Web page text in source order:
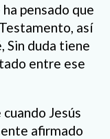
pensado que
así
Sin duda tiene
entre ese
Jesús
afirmado